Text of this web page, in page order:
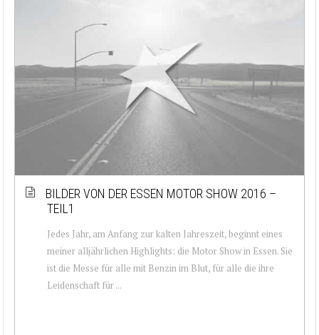
BILDER VON DER ESSEN MOTOR SHOW 2016 –
TEIL1
Jedes Jahr, am Anfang zur kalten Jahreszeit, beginnt eines
meiner alljährlichen Highlights: die Motor Show in Essen. Sie
ist die Messe für alle mit Benzin im Blut, für alle die ihre
Leidenschaft für ...